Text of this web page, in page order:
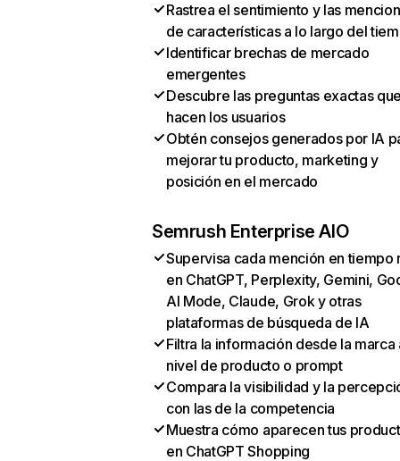
Rastrea el sentimiento y las
de características a lo largo del
Identificar brechas de mercado
emergentes
Descubre las preguntas exactas
hacen los usuarios
Obtén consejos generados por IA
mejorar tu producto, marketing y
posición en el mercado
Semrush Enterprise AIO
Supervisa cada mención en tiempo
en ChatGPT, Perplexity, Gemini,
AI Mode, Claude, Grok y otras
plataformas de búsqueda de IA
Filtra la información desde la marca
nivel de producto o prompt
Compara la visibilidad y la
con las de la competencia
Muestra cómo aparecen tus
en ChatGPT Shopping